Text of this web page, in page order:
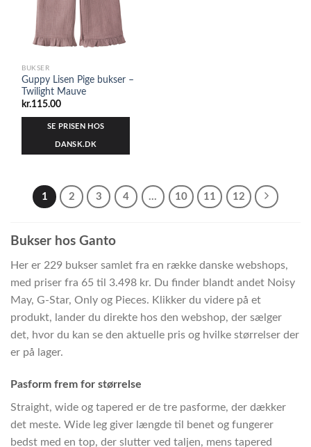
BUKSER
Guppy Lisen Pige bukser –
Twilight Mauve
kr.115.00
SE PRISEN HOS
DANSK.DK
1 2 3 4 … 10 11 12
Bukser hos Ganto
Her er 229 bukser samlet fra en række danske webshops,
med priser fra 65 til 3.498 kr. Du finder blandt andet Noisy
May, G-Star, Only og Pieces. Klikker du videre på et
produkt, lander du direkte hos den webshop, der sælger
det, hvor du kan se den aktuelle pris og hvilke størrelser der
er på lager.
Pasform frem for størrelse
Straight, wide og tapered er de tre pasforme, der dækker
det meste. Wide leg giver længde til benet og fungerer
bedst med en top, der slutter ved taljen, mens tapered